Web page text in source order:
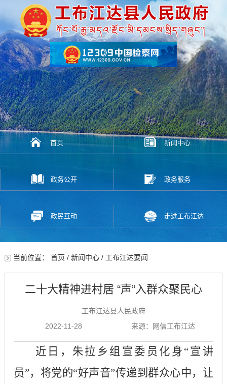
首页 新闻中心
政务公开 政务服务
政民互动 走进工布江达
当前位置： 首页 / 新闻中心/ 工布江达要闻
二十大精神进村居 “声”入群众聚民心
工布江达县人民政府
2022-11-28
来源：网信工布江达
近日，朱拉乡组宣委员化身 “宣讲
员”，将党的“好声音”传递到群众心中，让